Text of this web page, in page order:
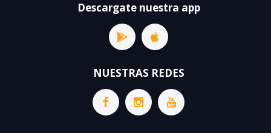
Descargate nuestra app
NUESTRAS REDES